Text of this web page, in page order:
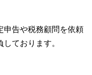
申告や税務顧問を依頼
ております。